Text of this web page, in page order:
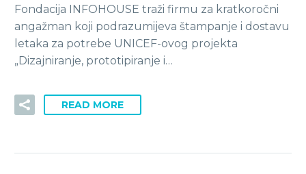
Fondacija INFOHOUSE traži firmu za kratkoročni
angažman koji podrazumijeva štampanje i dostavu
letaka za potrebe UNICEF-ovog projekta
„Dizajniranje, prototipiranje i…
READ MORE